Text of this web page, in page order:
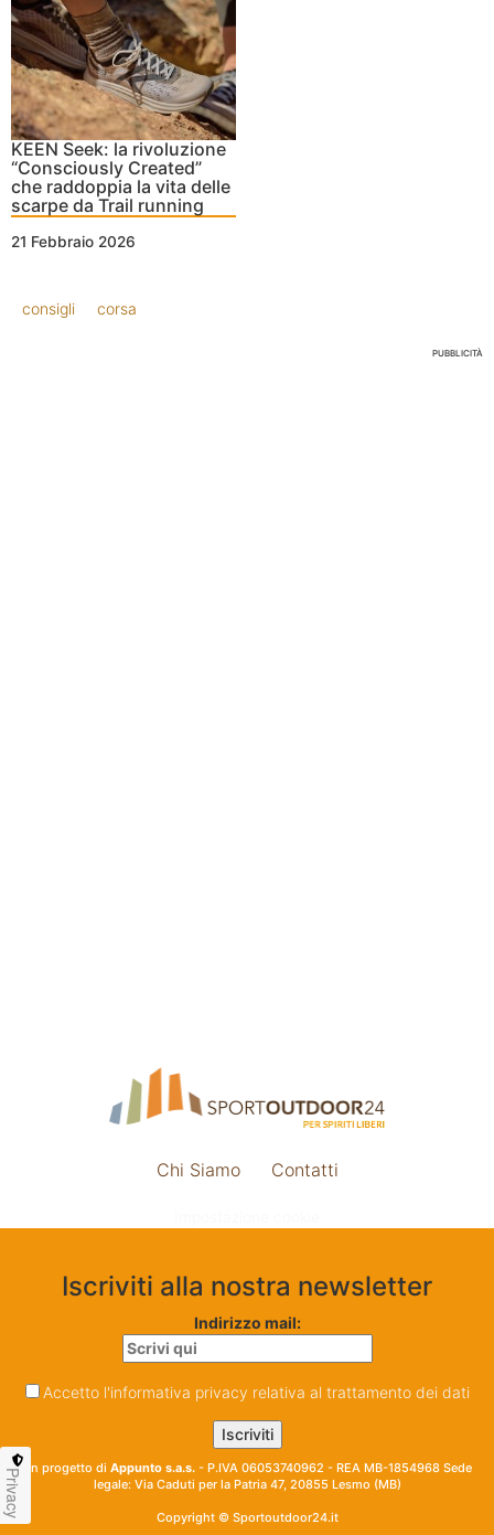
KEEN Seek: la rivoluzione
“Consciously Created”
che raddoppia la vita delle
scarpe da Trail running
21 Febbraio 2026
consigli corsa
PUBBLICITÀ
Chi Siamo Contatti
Iscriviti alla nostra newsletter
Indirizzo mail:
Accetto l'informativa privacy relativa al trattamento dei dati
Un progetto di Appunto s.a.s. - P.IVA 06053740962 - REA MB-1854968 Sede
legale: Via Caduti per la Patria 47, 20855 Lesmo (MB)
Copyright © Sportoutdoor24.it
Privacy